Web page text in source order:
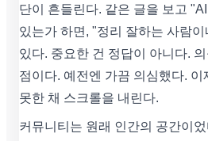
단이 흔들린다. 같은 글을 보고
있는가 하면, "정리 잘하는 사람
있다. 중요한 건 정답이 아니다.
점이다. 예전엔 가끔 의심했다. 이
못한 채 스크롤을 내린다.
커뮤니티는 원래 인간의 공간이